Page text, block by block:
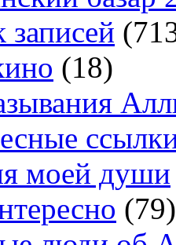
записей
(18)
моей души
(79)